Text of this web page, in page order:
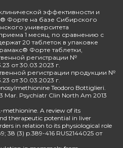
эффективности и
Форте на базе Сибирского
университета
1 месяц, по сравнению с
20 таблеток в упаковке
Форте таблетки,
регистрации №
от 30.03.2023 г.
регистрации продукции №
от 30.03.2023 г.
Teodoro Bottiglieri.
Mar. Psychiatr Clin North Am 2013
methionine. A review of its
therapeutic potential in liver
in relation to its physiological role
38 (3) p.389-416 RUS2144025 от